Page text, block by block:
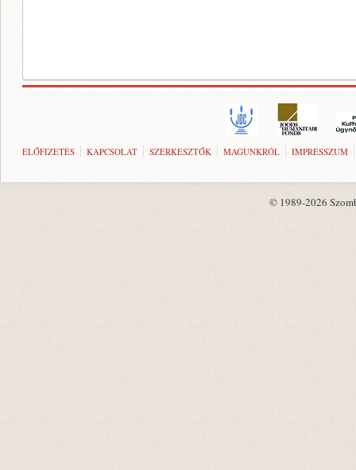
ELŐFIZETÉS KAPCSOLAT SZERKESZTŐK MAGUNKRÓL IMPRESSZUM
© 1989-2026